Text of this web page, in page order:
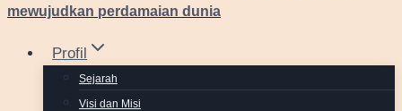
mewujudkan perdamaian dunia
Profil
Sejarah
Visi dan Misi